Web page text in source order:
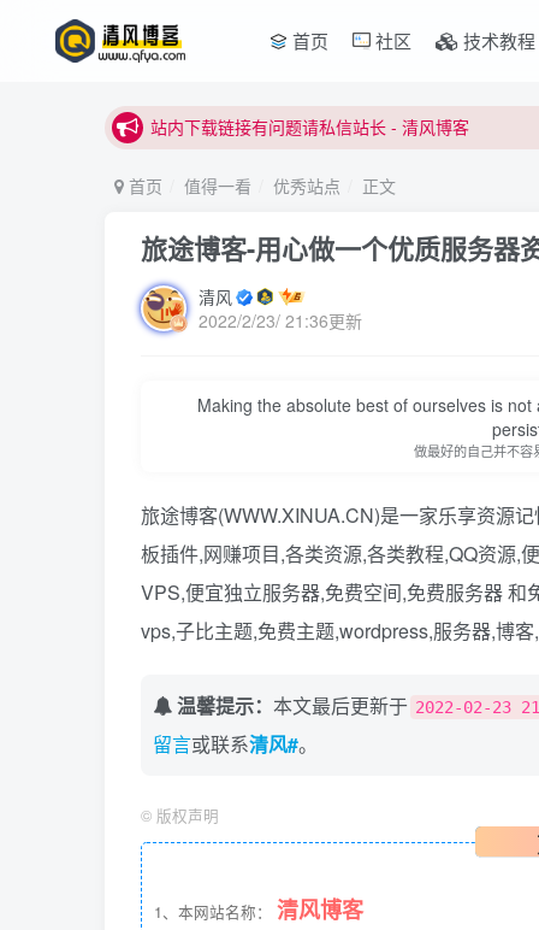
首页 社区 技术教程
本站正式开启推广，具体查看个人中心。
本站正式开启推广，具体查看个人中心。
首页 值得一看 优秀站点 正文
旅途博客-用心做一个优质服务器
清风
2022/2/23/ 21:36更新
Making the absolute best of ourselves is
做最好的自己并不容
旅途博客(WWW.XINUA.CN)是一家乐享资源
板插件,网赚项目,各类资源,各类教程,QQ资源,
VPS,便宜独立服务器,免费空间,免费服务器
vps,子比主题,免费主题,wordpress,服务器,博
温馨提示： 本文最后更新于 2022-02-23
留言或联系清风#。
© 版权声明
1、本网站名称： 清风博客